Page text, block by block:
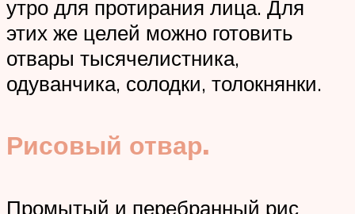
утро для протирания лица. Для
этих же целей можно готовить
отвары тысячелистника,
одуванчика, солодки, толокнянки.
Рисовый отвар.
Промытый и перебранный рис